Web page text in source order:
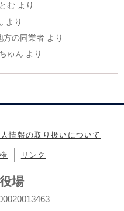
とむ より
より
方の同業者 より
ちゅん より
情報の取り扱いについて
リンク
場